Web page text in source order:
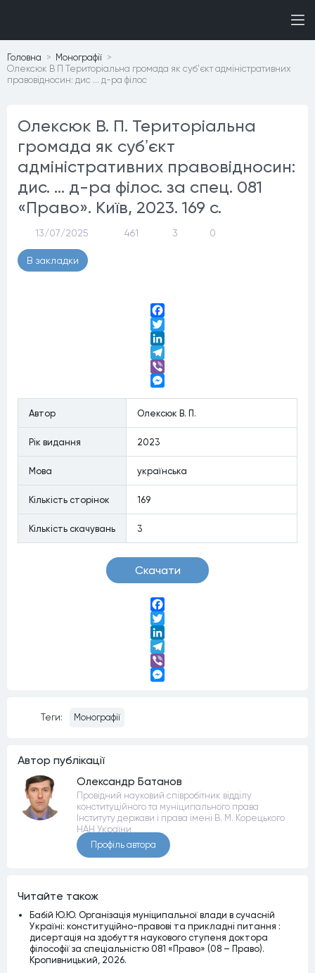
Головна
Монографiї
Олексюк В П Територіальна громада як субʼєкт адміністративних
правовідносин: дис … д-ра філос
Олексюк В. П. Територіальна
громада як субʼєкт
адміністративних правовідносин:
дис. … д-ра філос. за спец. 081
«Право». Київ, 2023. 169 с.
13/07/2025 461 3 0
В закладки
Facebook
Twitter
LinkedIn
Telegram
Viber
Автор
Олексюк В. П.
Рiк видання 2023
Мова українська
Кiлькiсть сторiнок 169
Кiлькiсть скачувань 3
Скачати
Facebook
Twitter
LinkedIn
Telegram
Viber
Теги: Монографії
Автор публiкацiї
Олександр Батанов
Провідний науковий співробітник відділу
конституційного та муніципального права
Інституту держави і права імені В. М. Корецького
НАН України
Профiль автора
Читайте також
Бабій Ю.Ю. Організація муніципальної влади в сучасній
Україні: конституційно-правові та прикладні питання :
дисертація на здобуття наукового ступеня доктора
філософії за спеціальністю 081 «Право» (08 – Право).
Кропивницький, 2026.